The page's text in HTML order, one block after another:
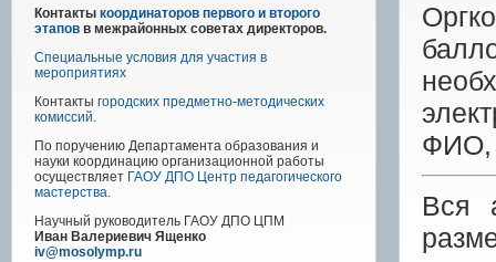
Контакты координаторов первого и второго
этапов в межрайонных советах директоров.
Специальные условия для участия в
мероприятиях
Контакты городских предметно-методических
комиссий.
По поручению Департамента образования и
науки координацию организационной работы
осуществляет ГАОУ ДПО Центр педагогического
мастерства.
Научный руководитель ГАОУ ДПО ЦПМ
Иван Валериевич Ященко
iv@mosolymp.ru
ФИО,
Вся